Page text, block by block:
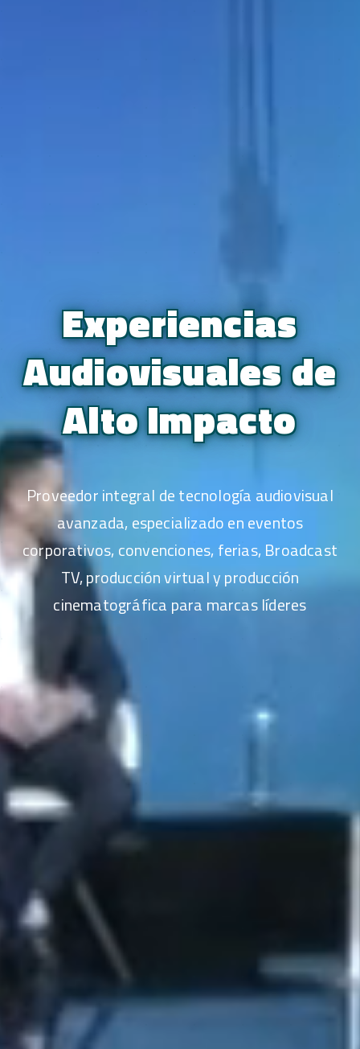
Experiencias
Audiovisuales de
Alto Impacto
Proveedor integral de tecnología audiovisual
avanzada, especializado en eventos
corporativos, convenciones, ferias, Broadcast
TV, producción virtual y producción
cinematográfica para marcas líderes